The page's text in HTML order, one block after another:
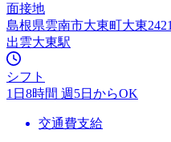
面接地
島根県雲南市大東町大東
出雲大東駅
シフト
1日8時間 週5日からOK
交通費支給